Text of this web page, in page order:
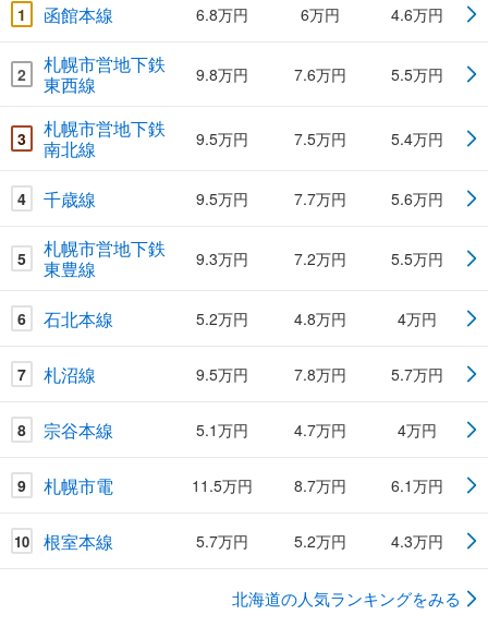
1 函館本線 6.8万円 6万円 4.6万円
2
札幌市営地下鉄
東西線
9.8万円 7.6万円 5.5万円
3
札幌市営地下鉄
南北線
9.5万円 7.5万円 5.4万円
4 千歳線 9.5万円 7.7万円 5.6万円
5
札幌市営地下鉄
東豊線
9.3万円 7.2万円 5.5万円
6 石北本線 5.2万円 4.8万円 4万円
7 札沼線 9.5万円 7.8万円 5.7万円
8 宗谷本線 5.1万円 4.7万円 4万円
9 札幌市電 11.5万円 8.7万円 6.1万円
10 根室本線 5.7万円 5.2万円 4.3万円
北海道の人気ランキングをみる